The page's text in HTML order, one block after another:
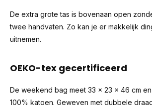
De extra grote tas is bovenaan open
twee handvaten. Zo kan je er makkelijk
uitnemen.
OEKO-tex gecertificeerd
De weekend bag meet 33 x 23 x 46 cm
100% katoen. Geweven met dubbele